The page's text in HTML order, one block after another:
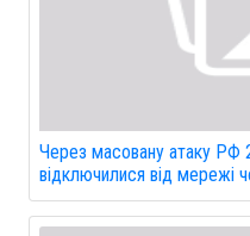
Через масовану атаку РФ
відключилися від мережі